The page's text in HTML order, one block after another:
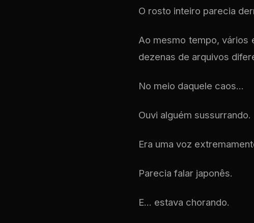
O rosto inteiro parecia
Ao mesmo tempo,
dezenas de arquivos
No meio daquele caos...
Ouvi alguém sussurrando.
Era uma voz
Parecia falar japonês.
E... estava chorando.